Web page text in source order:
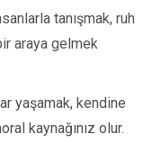
tanışmak, ruh
araya gelmek
yaşamak, kendine
kaynağınız olur.